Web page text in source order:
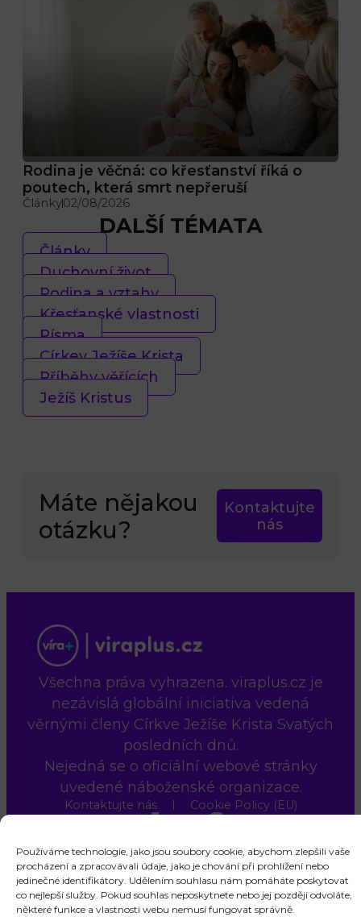
Používáme technologie, jako jsou soubory cookie, abychom zlepšili vaše
procházení a zpracovávali údaje, jako je chování při prohlížení nebo
jedinečné identifikátory. Udělením souhlasu nám pomáháte poskytovat
co nejlepší služby. Pokud souhlas neposkytnete nebo jej později odvoláte,
některé funkce a vlastnosti webu nemusí fungovat správně.
Rodina je věčná: co křesťanství říká o
poutech, která smrt nepřeruší
Články02/08/2026
DALŠÍ TÉMATA
Články
Duchovní život
Rodina a vztahy
Křesťanské vlastnosti
Písma
Církev Ježíše Krista
Příběhy věřících
Ježíš Kristus
Máte nějakou
otázku?
Kontaktujte
nás
Všechna práva vyhrazena. viraplus.cz je
nezávislá globální iniciativa vedená
věrnými členy Církve Ježíše Krista Svatých
posledních dnů.
Nejedná se o oficiální webové stránky
uvedené náboženské organizace.
Kontaktujte nás Cookie Policy (EU)